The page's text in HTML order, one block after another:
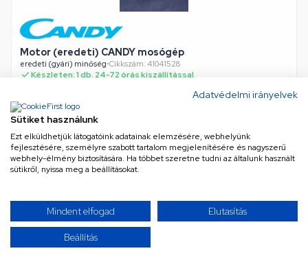
Adatvédelmi irányelvek
Sütiket használunk
Ezt elküldhetjük látogatóink adatainak elemzésére, webhelyünk
fejlesztésére, személyre szabott tartalom megjelenítésére és nagyszerű
webhely-élmény biztosítására. Ha többet szeretne tudni az általunk használt
sütikről, nyissa meg a beállításokat.
Mindent elfogad Elutasítás
Beállítás
Motor (eredeti) CANDY mosógép
eredeti (gyári) minőség•Cikkszám: 41041528
Készleten: 1 db, 24-72 órás kiszállítással
Nettó 42 737 Ft
KOSÁRBA
TOVÁBBIAK BETÖLTÉSE